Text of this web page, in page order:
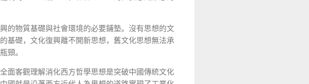
的物質基礎與社會環境的必要鋪墊。沒有思想的文
基礎，文化復興離不開新思想，舊文化思想無法承
頸。
面客觀理解消化西方哲學思想是突破中國傳統文化